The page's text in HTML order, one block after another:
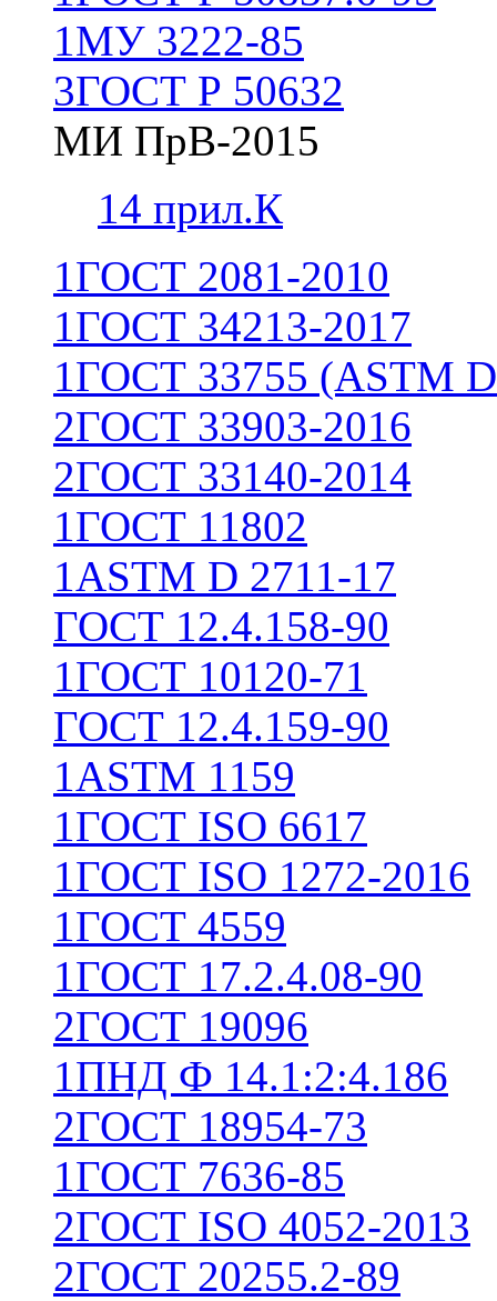
1МУ 3222-85
3ГОСТ Р 50632
МИ ПрВ-2015
14 прил.К
1ГОСТ 2081-2010
1ГОСТ 34213-2017
1ГОСТ 33755 (ASTM
2ГОСТ 33903-2016
2ГОСТ 33140-2014
1ГОСТ 11802
1ASTM D 2711-17
ГОСТ 12.4.158-90
1ГОСТ 10120-71
ГОСТ 12.4.159-90
1ASTM 1159
1ГОСТ ISO 6617
1ГОСТ ISO 1272-2016
1ГОСТ 4559
1ГОСТ 17.2.4.08-90
2ГОСТ 19096
1ПНД Ф 14.1:2:4.186
2ГОСТ 18954-73
1ГОСТ 7636-85
2ГОСТ ISO 4052-2013
2ГОСТ 20255.2-89